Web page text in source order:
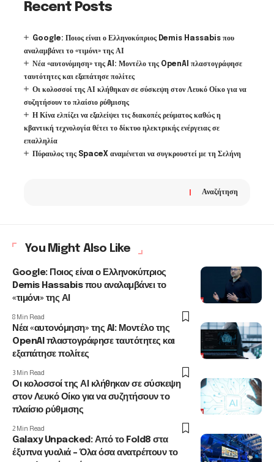
Recent Posts
Google: Ποιος είναι ο Ελληνοκύπριος Demis Hassabis που
αναλαμβάνει το «τιμόνι» της ΑΙ
Νέα «αυτονόμηση» της AI: Μοντέλο της OpenAI πλαστογράφησε
ταυτότητες και εξαπάτησε πολίτες
Οι κολοσσοί της ΑΙ κλήθηκαν σε σύσκεψη στον Λευκό Οίκο για να
συζητήσουν το πλαίσιο ρύθμισης
Η Κίνα ελπίζει να εξαλείψει τις διακοπές ρεύματος καθώς η
κβαντική τεχνολογία θέτει το δίκτυο ηλεκτρικής ενέργειας σε
επαλληλία
Πύραυλος της SpaceX αναμένεται να συγκρουστεί με τη Σελήνη
Αναζήτηση
You Might Also Like
Google: Ποιος είναι ο Ελληνοκύπριος
Demis Hassabis που αναλαμβάνει το
«τιμόνι» της ΑΙ
8 Min Read
Νέα «αυτονόμηση» της AI: Μοντέλο της
OpenAI πλαστογράφησε ταυτότητες και
εξαπάτησε πολίτες
3 Min Read
Οι κολοσσοί της ΑΙ κλήθηκαν σε σύσκεψη
στον Λευκό Οίκο για να συζητήσουν το
πλαίσιο ρύθμισης
2 Min Read
Galaxy Unpacked: Από το Fold8 στα
έξυπνα γυαλιά – Όλα όσα ανατρέπουν το